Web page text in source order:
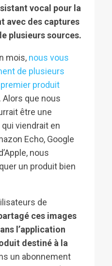
vocal pour la
avec des captures
plusieurs sources.
mois,nous vous
de plusieurs
produit
Alors que nous
être une
viendrait en
Echo, Google
nous
un produit bien
de
ces images
l’application
destiné à la
un abonnement